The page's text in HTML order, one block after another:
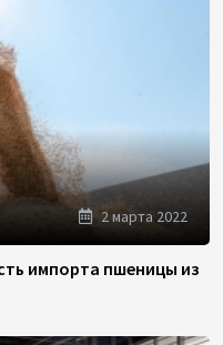
2 марта 2022
импорта пшеницы из